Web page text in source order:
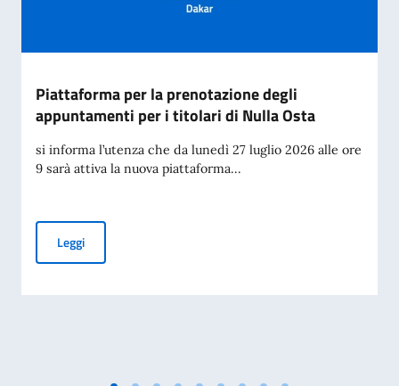
Piattaforma per la prenotazione degli
appuntamenti per i titolari di Nulla Osta
si informa l’utenza che da lunedì 27 luglio 2026 alle ore
9 sarà attiva la nuova piattaforma...
LeggiPiattaforma per la prenotazione degli appuntamenti per i